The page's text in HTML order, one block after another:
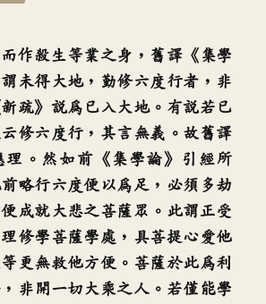
作殺生等業之身 ， 舊譯《集學
未得大地， 勤修六度行者 ， 非
新疏》說為已入大地。 有說若已
修六度行 ， 其言無義 。 故舊譯
理 。 然如前《集學論》引經所
略行六度便以為足 ， 必須多劫
成就大悲之菩薩眾 。 此謂正受
修學菩薩學處 ， 具菩提心愛他
更無救他方便 。 菩薩於此為利
， 非開一切大乘之人 。 若僅能學